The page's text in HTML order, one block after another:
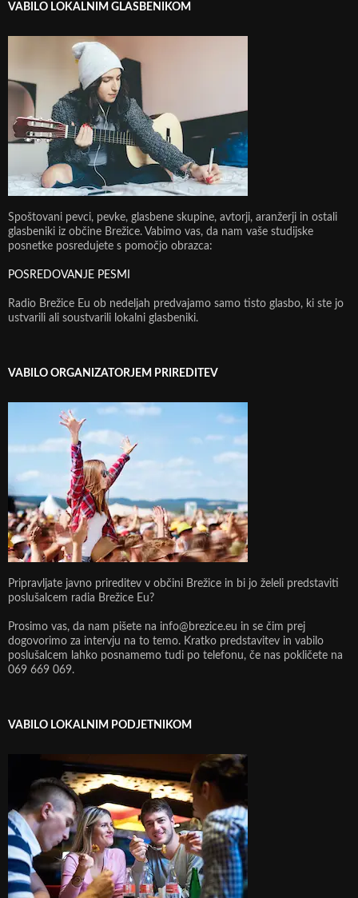
VABILO LOKALNIM GLASBENIKOM
Spoštovani pevci, pevke, glasbene skupine, avtorji, aranžerji in ostali
glasbeniki iz občine Brežice. Vabimo vas, da nam vaše studijske
posnetke posredujete s pomočjo obrazca:
POSREDOVANJE PESMI
Radio Brežice Eu ob nedeljah predvajamo samo tisto glasbo, ki ste jo
ustvarili ali soustvarili lokalni glasbeniki.
VABILO ORGANIZATORJEM PRIREDITEV
Pripravljate javno prireditev v občini Brežice in bi jo želeli predstaviti
poslušalcem radia Brežice Eu?
Prosimo vas, da nam pišete na info@brezice.eu in se čim prej
dogovorimo za intervju na to temo. Kratko predstavitev in vabilo
poslušalcem lahko posnamemo tudi po telefonu, če nas pokličete na
069 669 069.
VABILO LOKALNIM PODJETNIKOM